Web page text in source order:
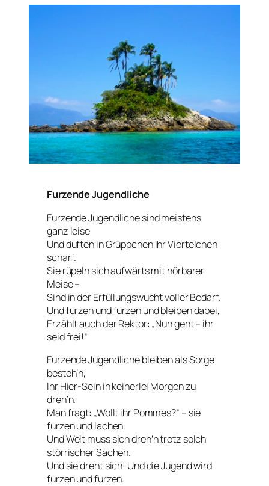
Furzende Jugendliche
Furzende Jugendliche sind meistens
ganz leise
Und duften in Grüppchen ihr Viertelchen
scharf.
Sie rüpeln sich aufwärts mit hörbarer
Meise –
Sind in der Erfüllungswucht voller Bedarf.
Und furzen und furzen und bleiben dabei,
Erzählt auch der Rektor: „Nun geht – ihr
seid frei!“
Furzende Jugendliche bleiben als Sorge
besteh’n,
Ihr Hier-Sein in keinerlei Morgen zu
dreh’n.
Man fragt: „Wollt ihr Pommes?“ – sie
furzen und lachen.
Und Welt muss sich dreh’n trotz solch
störrischer Sachen.
Und sie dreht sich! Und die Jugend wird
furzen und furzen.